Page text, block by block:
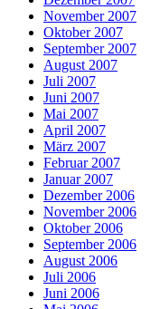
November 2007
Oktober 2007
September 2007
August 2007
Juli 2007
Juni 2007
Mai 2007
April 2007
März 2007
Februar 2007
Januar 2007
Dezember 2006
November 2006
Oktober 2006
September 2006
August 2006
Juli 2006
Juni 2006